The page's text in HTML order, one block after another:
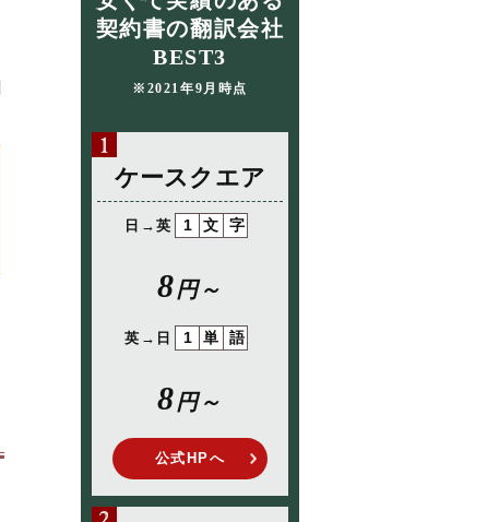
契約書の翻訳会社
BEST3
※2021年9月時点
ケースクエア
日→英 1文字
8円～
英→日 1単語
8円～
公式HPへ